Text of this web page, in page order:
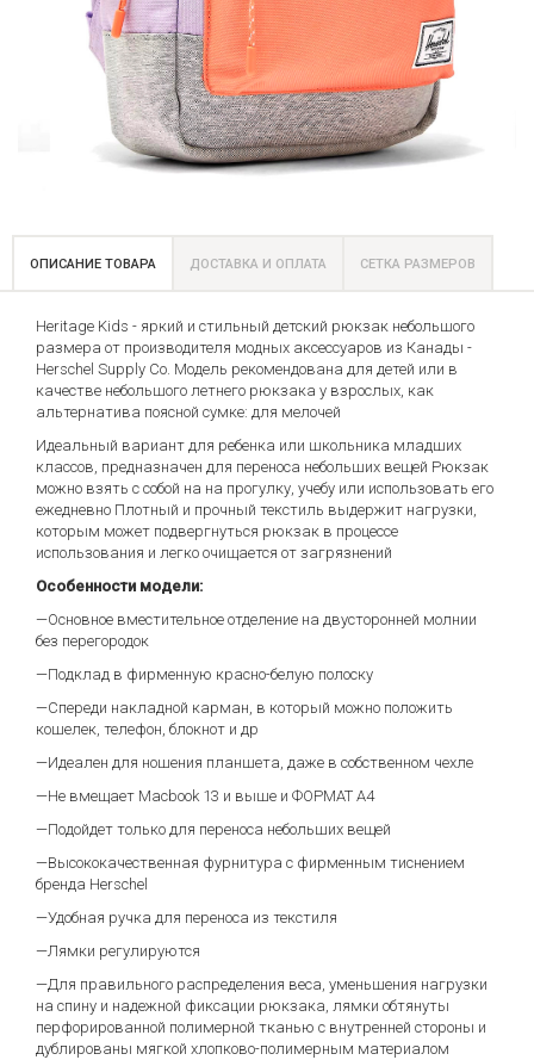
ОПИСАНИЕ ТОВАРА ДОСТАВКА И ОПЛАТА СЕТКА РАЗМЕРОВ
Heritage Kids - яркий и стильный детский рюкзак небольшого
размера от производителя модных аксессуаров из Канады -
Herschel Supply Co. Модель рекомендована для детей или в
качестве небольшого летнего рюкзака у взрослых, как
альтернатива поясной сумке: для мелочей
Идеальный вариант для ребенка или школьника младших
классов, предназначен для переноса небольших вещей Рюкзак
можно взять с собой на на прогулку, учебу или использовать его
ежедневно Плотный и прочный текстиль выдержит нагрузки,
которым может подвергнуться рюкзак в процессе
использования и легко очищается от загрязнений
Особенности модели:
—Основное вместительное отделение на двусторонней молнии
без перегородок
—Подклад в фирменную красно-белую полоску
—Спереди накладной карман, в который можно положить
кошелек, телефон, блокнот и др
—Идеален для ношения планшета, даже в собственном чехле
—Не вмещает Macbook 13 и выше и ФОРМАТ А4
—Подойдет только для переноса небольших вещей
—Высококачественная фурнитура с фирменным тиснением
бренда Herschel
—Удобная ручка для переноса из текстиля
—Лямки регулируются
—Для правильного распределения веса, уменьшения нагрузки
на спину и надежной фиксации рюкзака, лямки обтянуты
перфорированной полимерной тканью с внутренней стороны и
дублированы мягкой хлопково-полимерным материалом